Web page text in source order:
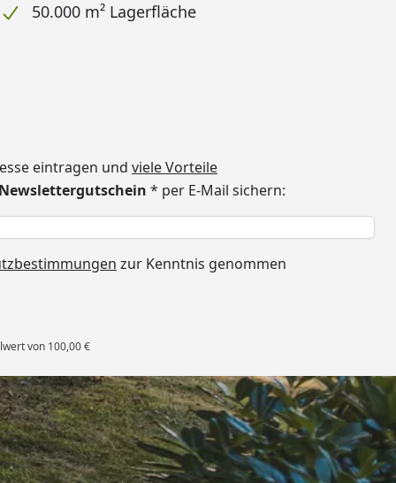
50.000 m² Lagerfläche
eintragen und viele Vorteile
* per E-Mail sichern:
zur Kenntnis genommen
von 100,00 €